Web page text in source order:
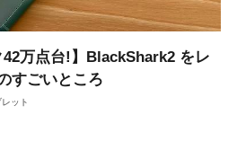
42万点台!】BlackShark2 をレ
すごいところ
ット